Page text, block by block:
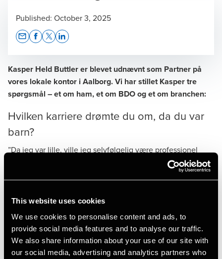
This website uses cookies
We use cookies to personalise content and ads, to
provide social media features and to analyse our traffic.
We also share information about your use of our site with
our social media, advertising and analytics partners who
Kasper Held Buttler er blevet udnævnt som Partner på
vores lokale kontor i Aalborg. Vi har stillet Kasper tre
spørgsmål – et om ham, et om BDO og et om branchen:
Hvilken karriere drømte du om, da du var
barn?
”Da jeg var lille, ville jeg selvfølgelig være professionel
fodboldspiller. Det tror jeg, mange drømmer om som små.
det var dét, jeg ville arbejde med. Men da jeg gik i
startede jeg også på HTX, men jeg fandt ud af undervejs, at
cosinus, sinus og den slags fysisk matematik ikke sagde
mig så meget – jeg var mere interesseret i budgetter og
økonomistyring.”
Published: October 3, 2025